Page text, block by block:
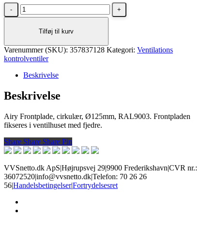
Lindab
Airy
cirkulær
ROUN
125
RAL9003
Tilføj til kurv
Varenummer (SKU): 357837128 Kategori: Ventilations
kontrolventiler
Beskrivelse
Beskrivelse
Airy Frontplade, cirkulær, Ø125mm, RAL9003. Frontpladen
fikseres i ventilhuset med fjedre.
Share
Share Share Share Pin
VVSnetto.dk ApS|Højrupsvej 29|9900 Frederikshavn|CVR nr.:
36072520|info@vvsnetto.dk|Telefon: 70 26 26
56|Handelsbetingelser|Fortrydelsesret